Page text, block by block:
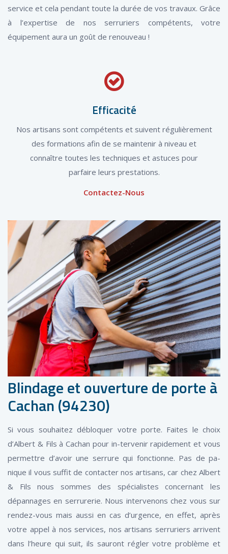
service et cela pendant toute la durée de vos travaux. Grâce
à l’expertise de nos serruriers compétents, votre
équipement aura un goût de renouveau !
Efficacité
Nos artisans sont compétents et suivent régulièrement
des formations afin de se maintenir à niveau et
connaître toutes les techniques et astuces pour
parfaire leurs prestations.
Contactez-Nous
Blindage et ouverture de porte à
Cachan (94230)
Si vous souhaitez débloquer votre porte. Faites le choix
d’Albert & Fils à Cachan pour in-tervenir rapidement et vous
permettre d’avoir une serrure qui fonctionne. Pas de pa-
nique il vous suffit de contacter nos artisans, car chez Albert
& Fils nous sommes des spécialistes concernant les
dépannages en serrurerie. Nous intervenons chez vous sur
rendez-vous mais aussi en cas d’urgence, en effet, après
votre appel à nos services, nos artisans serruriers arrivent
dans l’heure qui suit, ils sauront régler votre problème et